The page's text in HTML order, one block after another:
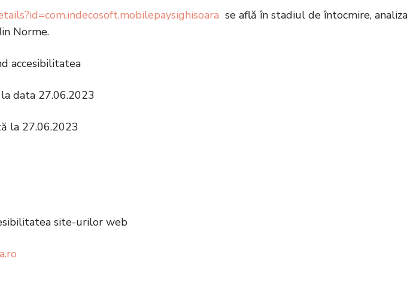
se află în stadiul de întocmire, analiza
Norme.
accesibilitatea
data 27.06.2023
la 27.06.2023
site-urilor web